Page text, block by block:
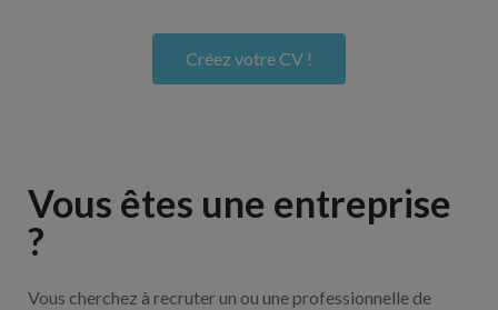
Créez votre CV !
Vous êtes une entreprise
?
Vous cherchez à recruter un ou une professionnelle de